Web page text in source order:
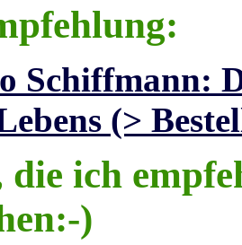
Schiffmann:
(>
die ich
)